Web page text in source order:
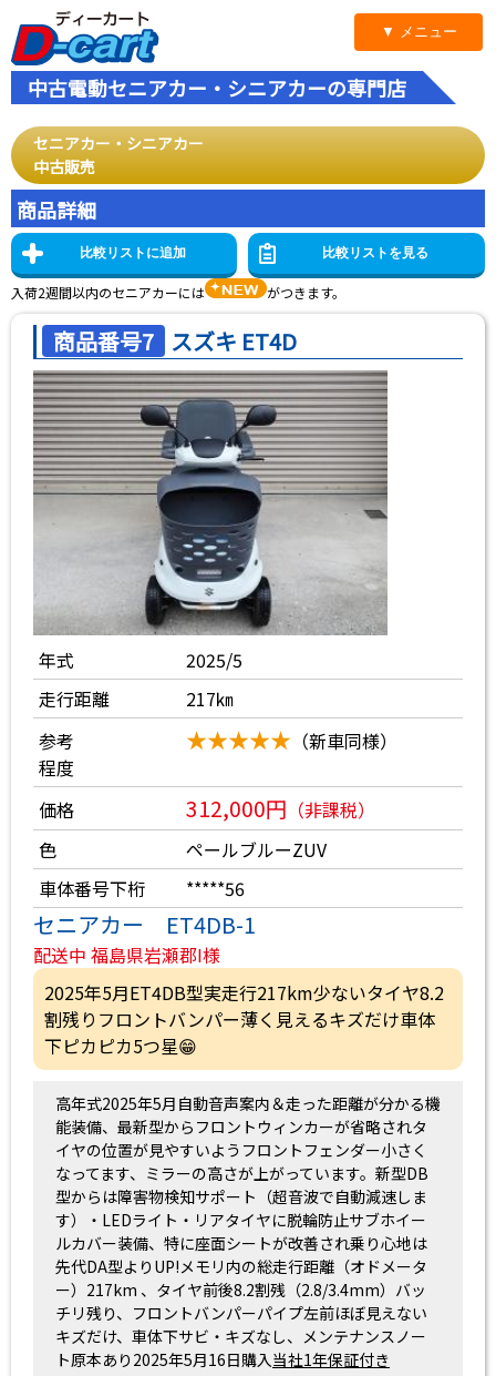
中古電動セニアカー・シニアカーの専門店
セニアカー・シニアカー
中古販売
商品詳細
入荷2週間以内のセニアカーには がつきます。
商品番号7 スズキ ET4D
年式
2025/5
走行距離
217㎞
参考
程度
★★★★★ （新車同様）
価格 312,000円 （非課税）
色
ペールブルーZUV
車体番号下桁
*****56
セニアカー ET4DB-1
配送中 福島県岩瀬郡I様
2025年5月ET4DB型実走行217km少ないタイヤ8.2
割残りフロントバンパー薄く見えるキズだけ車体
下ピカピカ5つ星😁
高年式2025年5月自動音声案内＆走った距離が分かる機
能装備、最新型からフロントウィンカーが省略されタ
イヤの位置が見やすいようフロントフェンダー小さく
なってます、ミラーの高さが上がっています。新型DB
型からは障害物検知サポート（超音波で自動減速しま
す）・LEDライト・リアタイヤに脱輪防止サブホイー
ルカバー装備、特に座面シートが改善され乗り心地は
先代DA型よりUP!メモリ内の総走行距離（オドメータ
ー）217km 、タイヤ前後8.2割残（2.8/3.4mm）バッ
チリ残り、フロントバンパーパイプ左前ほぼ見えない
キズだけ、車体下サビ・キズなし、メンテナンスノー
ト原本あり2025年5月16日購入当社1年保証付き
▼ メニュー